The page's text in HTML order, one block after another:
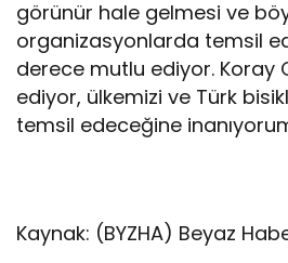
görünür hale gelmesi ve
organizasyonlarda temsil
derece mutlu ediyor. Koray
ediyor, ülkemizi ve Türk
temsil edeceğine
Kaynak: (BYZHA) Beyaz